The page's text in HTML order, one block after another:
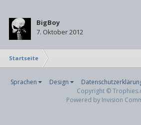
BigBoy
7. Oktober 2012
Startseite
Sprachen Design
Copyright ©
Powered by Invision